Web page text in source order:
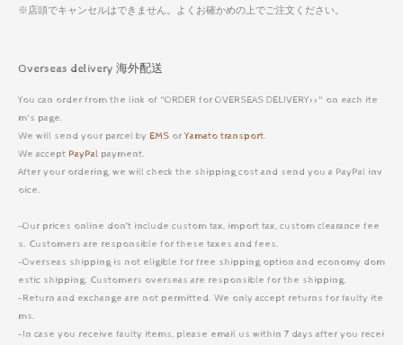
※店頭でキャンセルはできません。よくお確かめの上でご注文ください。
Overseas delivery 海外配送
You can order from the link of "ORDER for OVERSEAS DELIVERY>>" on each ite
m's page.
We will send your parcel by EMS orYamato transport.
We accept PayPal payment.
After your ordering, we will check the shipping cost and send you a PayPal inv
oice.
-Our prices online don’t include custom tax, import tax, custom clearance fee
s. Customers are responsible for these taxes and fees.
-Overseas shipping is not eligible for free shipping option and economy dom
estic shipping. Customers overseas are responsible for the shipping.
-Return and exchange are not permitted. We only accept returns for faulty ite
ms.
-In case you receive faulty items, please email us within 7 days after you recei